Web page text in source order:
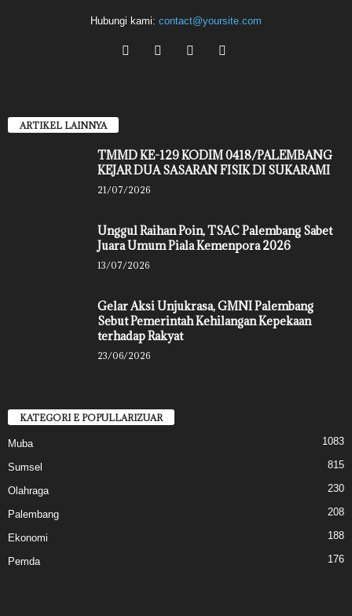
Hubungi kami: contact@yoursite.com
ARTIKEL LAINNYA
TMMD KE-129 KODIM 0418/PALEMBANG
KEJAR DUA SASARAN FISIK DI SUKARAMI
21/07/2026
Unggul Raihan Poin, TSAC Palembang Sabet
Juara Umum Piala Kemenpora 2026
13/07/2026
Gelar Aksi Unjukrasa, GMNI Palembang
Sebut Pemerintah Kehilangan Kepekaan
terhadap Rakyat
23/06/2026
KATEGORI E POPULLARIZUAR
Muba 1083
Sumsel 815
Olahraga 230
Palembang 208
Ekonomi 188
Pemda 176